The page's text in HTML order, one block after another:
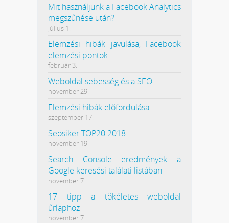
Mit használjunk a Facebook Analytics
megszűnése után?
július 1.
Elemzési hibák javulása, Facebook
elemzési pontok
február 3.
Weboldal sebesség és a SEO
november 29.
Elemzési hibák előfordulása
szeptember 17.
Seosiker TOP20 2018
november 19.
Search Console eredmények a
Google keresési találati listában
november 7.
17 tipp a tökéletes weboldal
űrlaphoz
november 7.